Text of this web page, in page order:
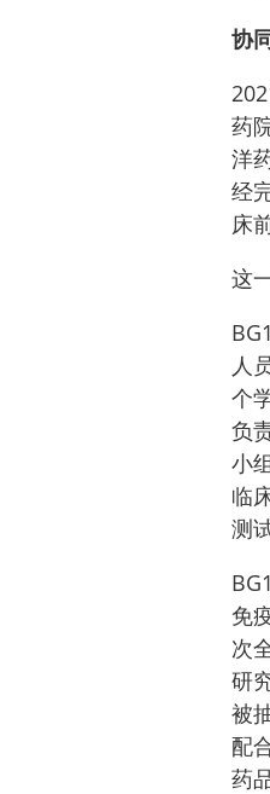
协
药
洋
经
床
这
人
个
负
小
临
测
免
次
研
被
配
药